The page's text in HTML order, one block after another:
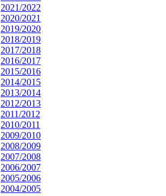
2021/2022
2020/2021
2019/2020
2018/2019
2017/2018
2016/2017
2015/2016
2014/2015
2013/2014
2012/2013
2011/2012
2010/2011
2009/2010
2008/2009
2007/2008
2006/2007
2005/2006
2004/2005